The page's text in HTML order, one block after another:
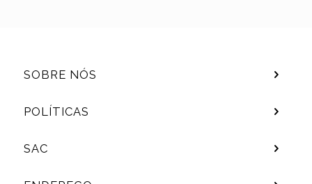
SOBRE NÓS
POLÍTICAS
SAC